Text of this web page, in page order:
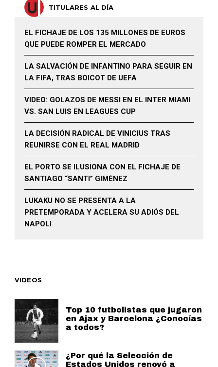
TITULARES AL DÍA
EL FICHAJE DE LOS 135 MILLONES DE EUROS
QUE PUEDE ROMPER EL MERCADO
LA SALVACIÓN DE INFANTINO PARA SEGUIR EN
LA FIFA, TRAS BOICOT DE UEFA
VIDEO: GOLAZOS DE MESSI EN EL INTER MIAMI
VS. SAN LUIS EN LEAGUES CUP
LA DECISIÓN RADICAL DE VINICIUS TRAS
REUNIRSE CON EL REAL MADRID
EL PORTO SE ILUSIONA CON EL FICHAJE DE
SANTIAGO “SANTI” GIMÉNEZ
LUKAKU NO SE PRESENTA A LA
PRETEMPORADA Y ACELERA SU ADIÓS DEL
NAPOLI
VIDEOS
Top 10 futbolistas que jugaron
en Ajax y Barcelona ¿Conocías
a todos?
¿Por qué la Selección de
Estados Unidos renovó a